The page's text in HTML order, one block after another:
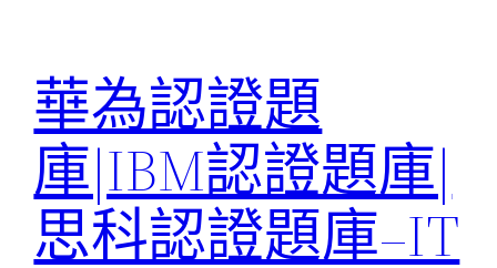
華為認證題
庫|IBM認證題庫|
思科認證題庫–IT